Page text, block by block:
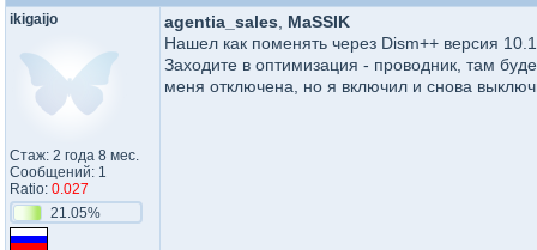
ikigaijo
Стаж: 2 года 8 мес.
Сообщений: 1
Ratio: 0.027
21.05%
agentia_sales
MaSSIK
Нашел как поменять через Dism++ версия
Заходите в оптимизация - проводник, там
меня отключена, но я включил и снова